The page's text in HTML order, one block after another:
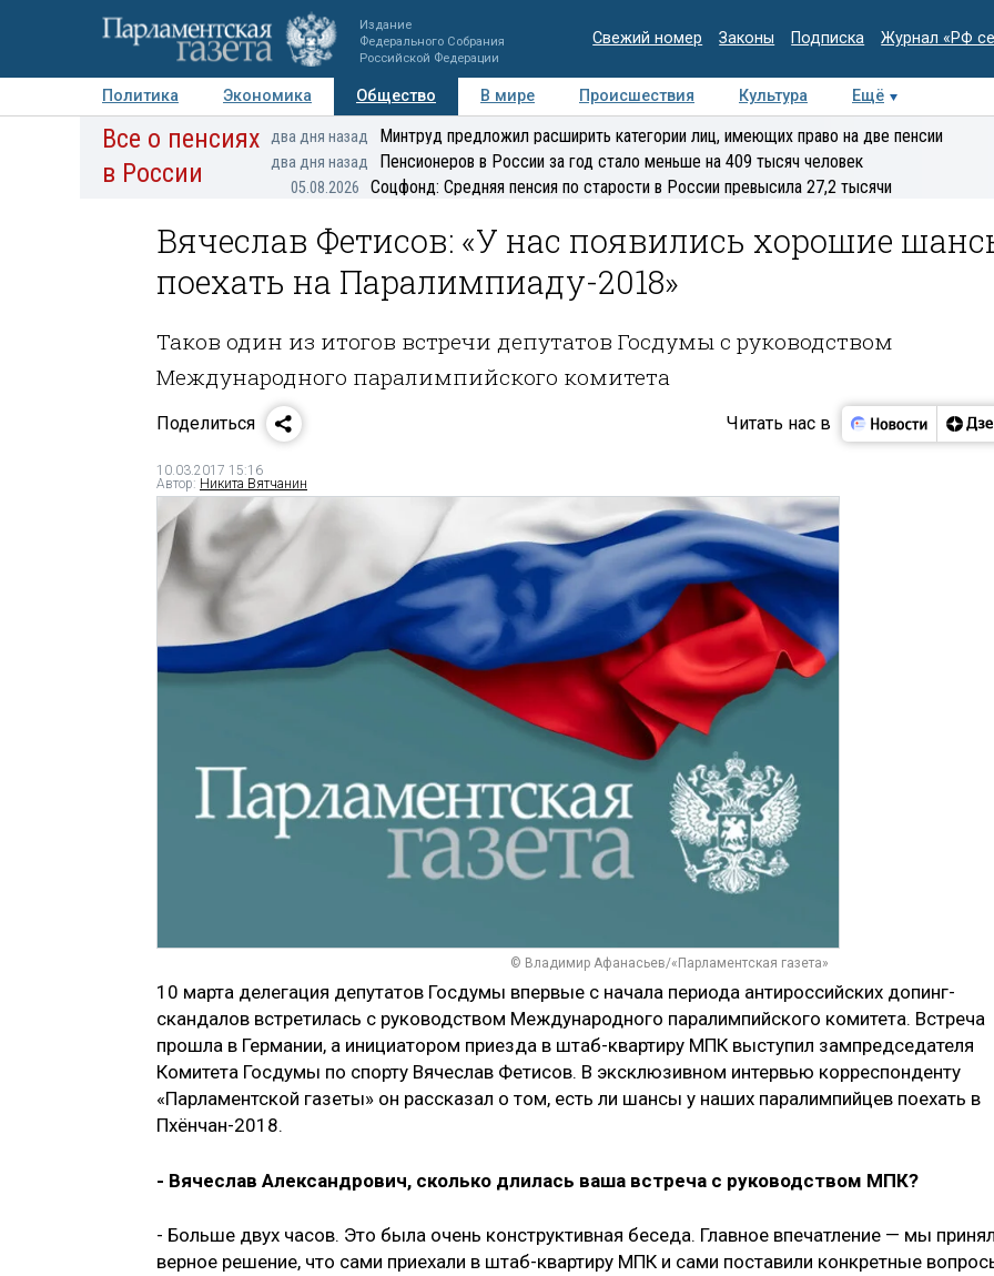
Издание
Федерального Собрания
Российской Федерации
Свежий номер Законы Подписка Журнал «РФ
Политика Экономика Общество В мире Происшествия Культура Ещё
Авторы Персоны Мнения Регионы Медиацентр Интервью Колумнисты
Деловая
Все о пенсиях
в России
два дня назад Минтруд предложил расширить категории лиц, имеющих право на две пенсии
два дня назад Пенсионеров в России за год стало меньше на 409 тысяч человек
05.08.2026 Соцфонд: Средняя пенсия по старости в России превысила 27,2 тысячи
Вячеслав Фетисов: «У нас появились хорошие
поехать на Паралимпиаду-2018»
Таков один из итогов встречи депутатов Госдумы с руководством
Международного паралимпийского комитета
Поделиться Читать нас в
10.03.2017 15:16
Автор: Никита Вятчанин
© Владимир Афанасьев/«Парламентская газета»
10 марта делегация депутатов Госдумы впервые с начала периода антироссийских допинг-
скандалов встретилась с руководством Международного паралимпийского комитета. Встреча
прошла в Германии, а инициатором приезда в штаб-квартиру МПК выступил зампредседателя
Комитета Госдумы по спорту Вячеслав Фетисов. В эксклюзивном интервью корреспонденту
«Парламентской газеты» он рассказал о том, есть ли шансы у наших паралимпийцев поехать в
Пхёнчан-2018.
- Вячеслав Александрович, сколько длилась ваша встреча с руководством МПК?
- Больше двух часов. Это была очень конструктивная беседа. Главное впечатление — мы
верное решение, что сами приехали в штаб-квартиру МПК и сами поставили конкретные